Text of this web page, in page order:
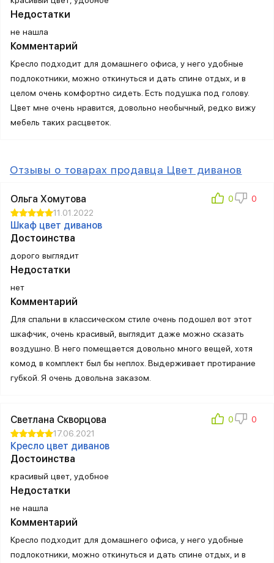
Недостатки
не нашла
Комментарий
Кресло подходит для домашнего офиса, у него удобные
подлокотники, можно откинуться и дать спине отдых, и в
целом очень комфортно сидеть. Есть подушка под голову.
Цвет мне очень нравится, довольно необычный, редко вижу
мебель таких расцветок.
Отзывы о товарах продавца Цвет диванов
Ольга Хомутова
11.01.2022
Шкаф цвет диванов
Достоинства
дорого выглядит
Недостатки
нет
Комментарий
Для спальни в классическом стиле очень подошел вот этот
шкафчик, очень красивый, выглядит даже можно сказать
воздушно. В него помещается довольно много вещей, хотя
комод в комплект был бы неплох. Выдерживает протирание
губкой. Я очень довольна заказом.
Светлана Скворцова
17.06.2021
Кресло цвет диванов
Достоинства
красивый цвет, удобное
Недостатки
не нашла
Комментарий
Кресло подходит для домашнего офиса, у него удобные
подлокотники, можно откинуться и дать спине отдых, и в